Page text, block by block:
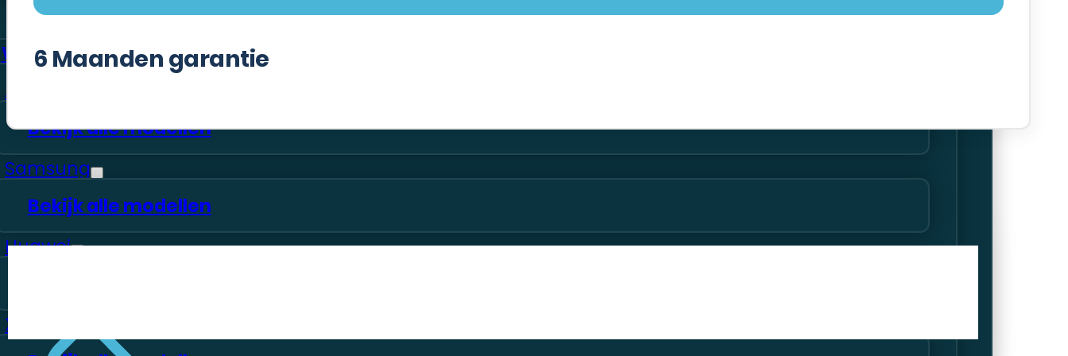
Bekijk alle merken
Watch
Apple
Bekijk alle modellen
Samsung
Bekijk alle modellen
Huawei
Xiaomi
6 Maanden garantie